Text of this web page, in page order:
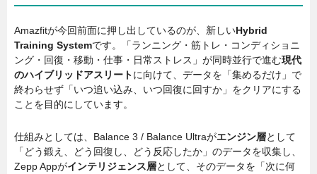
Amazfitが今回前面に押し出しているのが、新しいHybrid
Training Systemです。「ランニング・筋トレ・コンディショニ
ング・回復・移動・仕事・日常ストレス」が同時並行で進む現代
のハイブリッドアスリートに向けて、データを「集めるだけ」で
終わらせず「いつ追い込み、いつ回復に回すか」をクリアにする
ことを目的にしています。
仕組みとしては、Balance 3 / Balance Ultraがエンジン層として
「どう鍛え、どう回復し、どう反応したか」のデータを収集し、
Zepp Appがインテリジェンス層として、そのデータを「次に何